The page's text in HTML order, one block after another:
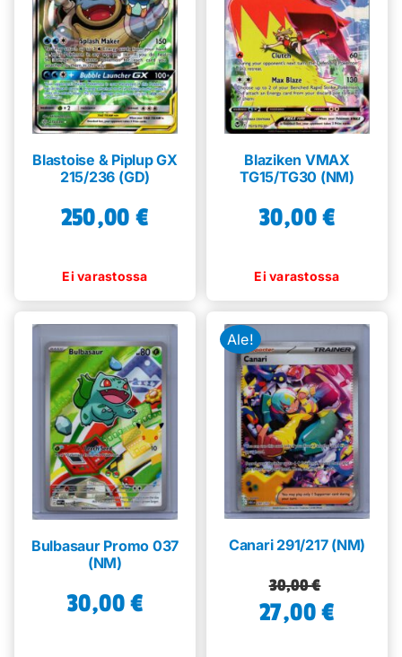
Blastoise & Piplup GX
215/236 (GD)
250,00 €
Blaziken VMAX
TG15/TG30 (NM)
30,00€
Bulbasaur Promo 037
(NM)
30,00€
Ale!
Canari 291/217 (NM)
30,00€
Alkuperäinen
hinta
27,00€
Nykyinen
hinta